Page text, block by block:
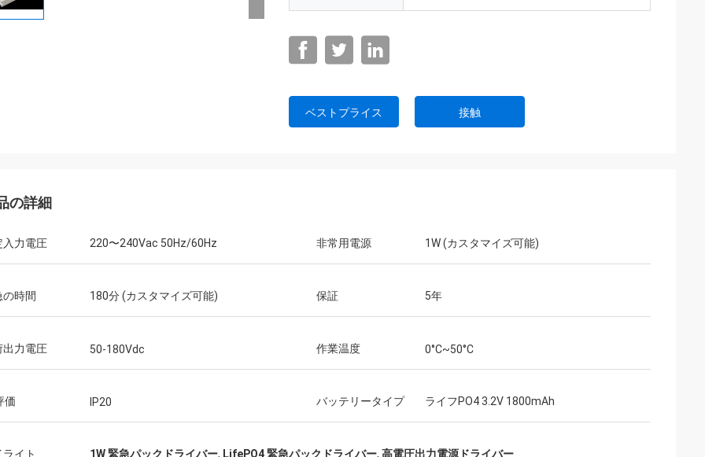
ベストプライス 接触
の詳細
入力電圧 220〜240Vac 50Hz/60Hz 非常用電源 1W (カスタマイズ可能)
の時間 180分 (カスタマイズ可能) 保証 5年
出力電圧 50-180Vdc 作業温度 0°C~50°C
価 IP20 バッテリータイプ ライフPO4 3.2V 1800mAh
イト 1W 緊急パックドライバー, LifePO4 緊急パックドライバー, 高電圧出力電源ドライバー